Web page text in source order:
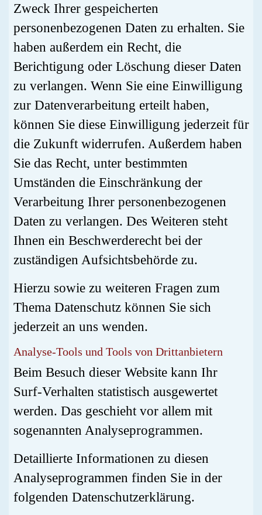
Zweck Ihrer gespeicherten
personenbezogenen Daten zu erhalten. Sie
haben außerdem ein Recht, die
Berichtigung oder Löschung dieser Daten
zu verlangen. Wenn Sie eine Einwilligung
zur Datenverarbeitung erteilt haben,
können Sie diese Einwilligung jederzeit für
die Zukunft widerrufen. Außerdem haben
Sie das Recht, unter bestimmten
Umständen die Einschränkung der
Verarbeitung Ihrer personenbezogenen
Daten zu verlangen. Des Weiteren steht
Ihnen ein Beschwerderecht bei der
zuständigen Aufsichtsbehörde zu.
Hierzu sowie zu weiteren Fragen zum
Thema Datenschutz können Sie sich
jederzeit an uns wenden.
Analyse-Tools und Tools von Dritt­anbietern
Beim Besuch dieser Website kann Ihr
Surf-Verhalten statistisch ausgewertet
werden. Das geschieht vor allem mit
sogenannten Analyseprogrammen.
Detaillierte Informationen zu diesen
Analyseprogrammen finden Sie in der
folgenden Datenschutzerklärung.